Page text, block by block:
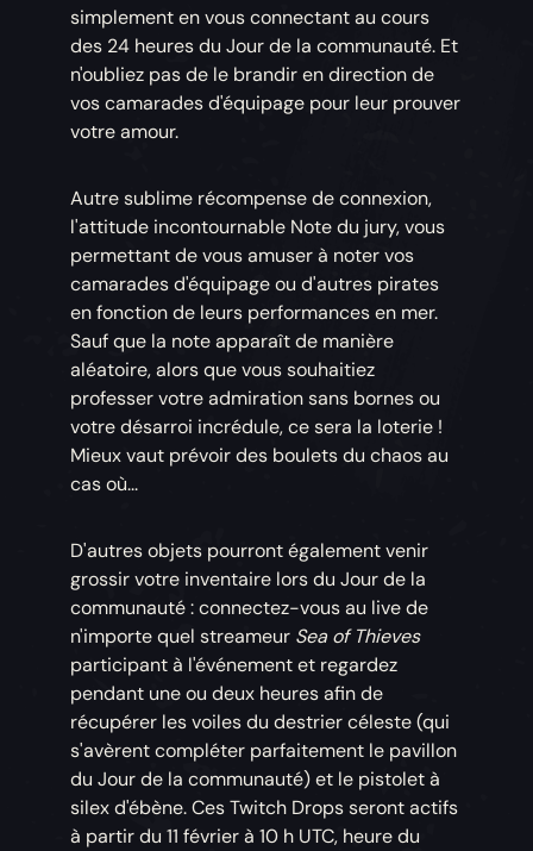
simplement en vous connectant au cours
des 24 heures du Jour de la communauté. Et
n'oubliez pas de le brandir en direction de
vos camarades d'équipage pour leur prouver
votre amour.
Autre sublime récompense de connexion,
l'attitude incontournable Note du jury, vous
permettant de vous amuser à noter vos
camarades d'équipage ou d'autres pirates
en fonction de leurs performances en mer.
Sauf que la note apparaît de manière
aléatoire, alors que vous souhaitiez
professer votre admiration sans bornes ou
votre désarroi incrédule, ce sera la loterie !
Mieux vaut prévoir des boulets du chaos au
cas où...
D'autres objets pourront également venir
grossir votre inventaire lors du Jour de la
communauté : connectez-vous au live de
n'importe quel streameur Sea of Thieves
participant à l'événement et regardez
pendant une ou deux heures afin de
récupérer les voiles du destrier céleste (qui
s'avèrent compléter parfaitement le pavillon
du Jour de la communauté) et le pistolet à
silex d'ébène. Ces Twitch Drops seront actifs
à partir du 11 février à 10 h UTC, heure du